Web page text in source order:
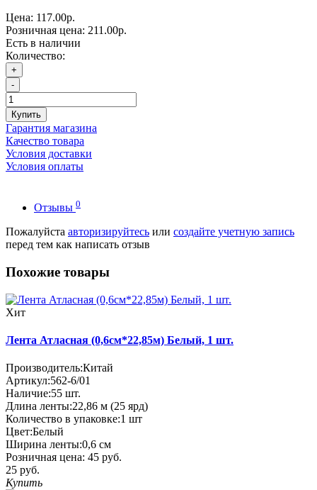
Цена: 117.00р.
Розничная цена: 211.00р.
Есть в наличии
Количество:
+
-
Купить
Гарантия магазина
Качество товара
Условия доставки
Условия оплаты
Отзывы 0
Пожалуйста авторизируйтесь или создайте учетную запись
перед тем как написать отзыв
Похожие товары
Хит
Лента Атласная (0,6см*22,85м) Белый, 1 шт.
Производитель:Китай
Артикул:562-6/01
Наличие:55 шт.
Длина ленты:22,86 м (25 ярд)
Количество в упаковке:1 шт
Цвет:Белый
Ширина ленты:0,6 см
Розничная цена: 45 руб.
25 руб.
Купить